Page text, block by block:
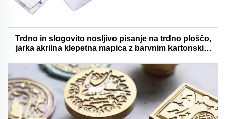
Trdno in slogovito nosljivo pisanje na trdno ploščo,
jarka akrilna klepetna mapica z barvnim kartonskim